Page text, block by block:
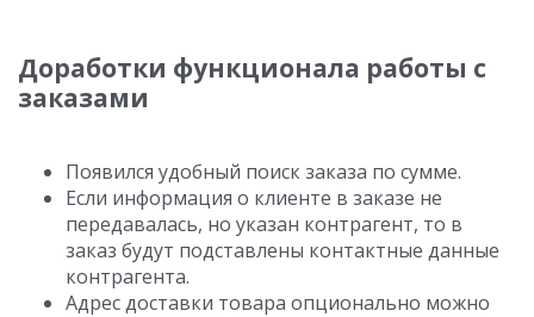
Доработки функционала работы с
заказами
Появился удобный поиск заказа по сумме.
Если информация о клиенте в заказе не
передавалась, но указан контрагент, то в
заказ будут подставлены контактные данные
контрагента.
Адрес доставки товара опционально можно